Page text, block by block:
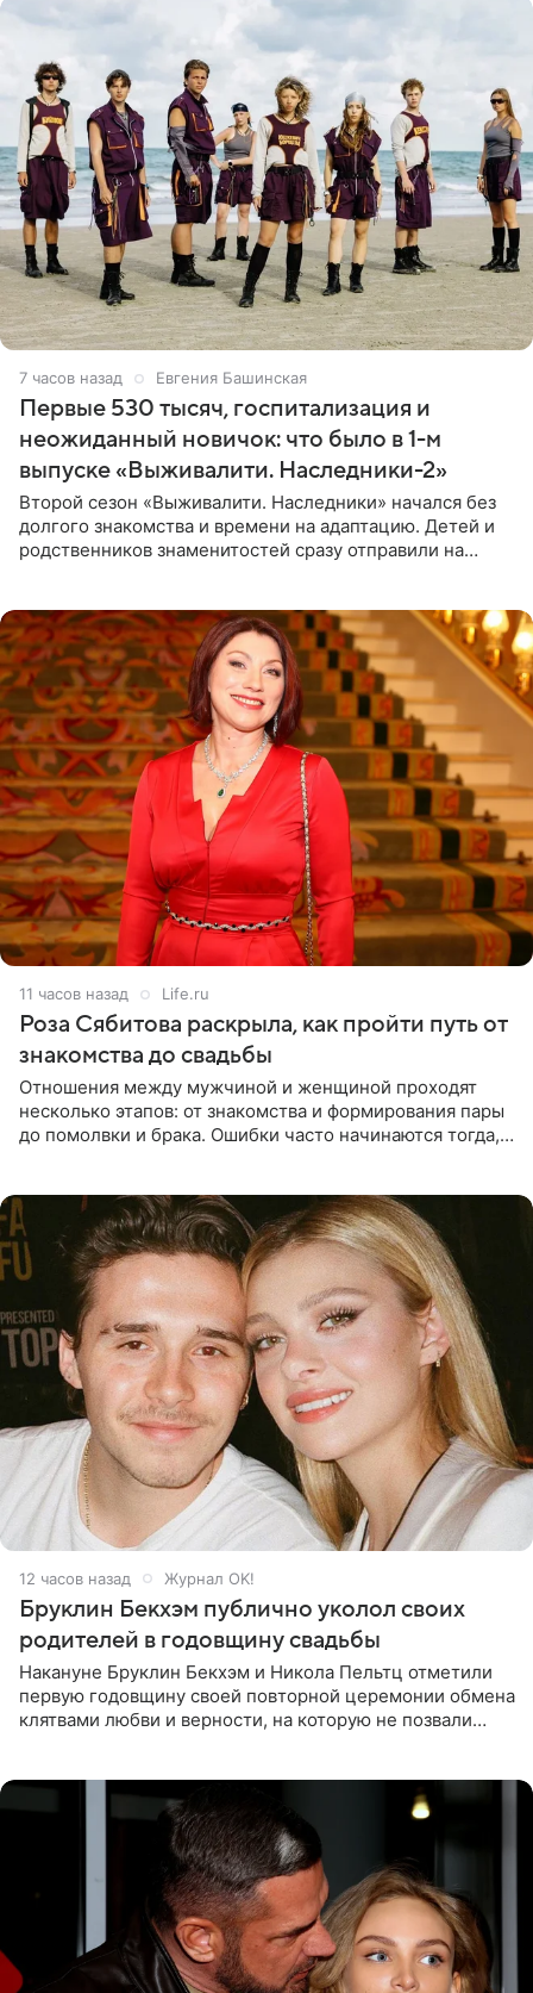
7 часов назад Евгения Башинская
Первые 530 тысяч, госпитализация и
неожиданный новичок: что было в 1-м
выпуске «Выживалити. Наследники-2»
Второй сезон «Выживалити. Наследники» начался без
долгого знакомства и времени на адаптацию. Детей и
родственников знаменитостей сразу отправили на
11 часов назад Life.ru
Роза Сябитова раскрыла, как пройти путь от
знакомства до свадьбы
Отношения между мужчиной и женщиной проходят
несколько этапов: от знакомства и формирования пары
до помолвки и брака. Ошибки часто начинаются тогда,
12 часов назад Журнал OK!
Бруклин Бекхэм публично уколол своих
родителей в годовщину свадьбы
Накануне Бруклин Бекхэм и Никола Пельтц отметили
первую годовщину своей повторной церемонии обмена
клятвами любви и верности, на которую не позвали